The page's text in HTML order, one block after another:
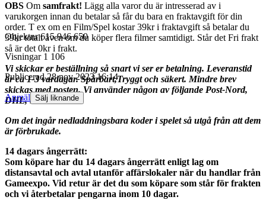
OBS Om samfrakt! Lägg alla varor du är intresserad av i
varukorgen innan du betalar så får du bara en fraktavgift för din
order. T ex om en Film/Spel kostar 39kr i fraktavgift så betalar du
39kr totalt även om du köper flera filmer samtidigt. Står det Fri frakt
så är det 0kr i frakt.
Vi skickar er beställning så snart vi ser er betalning. Leveranstid
är ca 1-3 vardagar. Spårbart,Tryggt och säkert. Mindre brev
skickas med posten. Vi använder någon av följande Post-Nord,
DHL, Schenker.
Om det ingår nedladdningsbara koder i spelet så utgå från att dem
är förbrukade.
14 dagars ångerrätt:
Som köpare har du 14 dagars ångerrätt enligt lag om
distansavtal och avtal utanför affärslokaler när du handlar från
Gameexpo. Vid retur är det du som köpare som står för frakten
och vi återbetalar pengarna inom 10 dagar.
Objektnr 615 946 650
Visningar 1 106
Publicerad 28 nov 2023 16:14
Anmäl Sälj liknande